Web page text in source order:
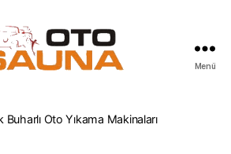
Menü
Oto Yıkama Makinaları